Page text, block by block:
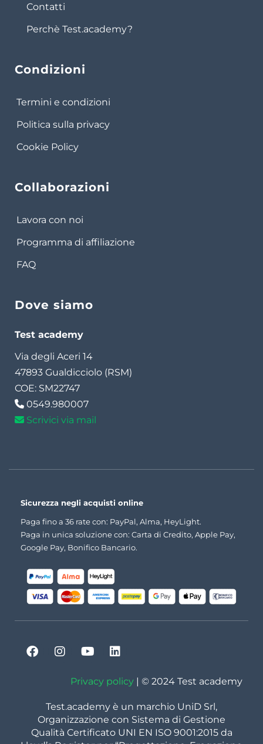
Contatti
Perchè Test.academy?
Condizioni
Termini e condizioni
Politica sulla privacy
Cookie Policy
Collaborazioni
Lavora con noi
Programma di affiliazione
FAQ
Dove siamo
Test academy
Via degli Aceri 14
47893 Gualdicciolo (RSM)
COE: SM22747
0549.980007
Scrivici via mail
Sicurezza negli acquisti online
Paga fino a 36 rate con: PayPal, Alma, HeyLight.
Paga in unica soluzione con: Carta di Credito, Apple Pay,
Google Pay, Bonifico Bancario.
Privacy policy | © 2024 Test academy
Test.academy è un marchio UniD Srl,
Organizzazione con Sistema di Gestione
Qualità Certificato UNI EN ISO 9001:2015 da